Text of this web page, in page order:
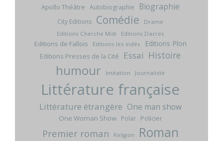
Apollo Théâtre Autobiographie Biographie
City Editions Comédie
Drame
Editions Cherche Midi
Editions Dacres
Editions de Fallois Editions les indés Editions Plon
Editions Presses de la Cité Essai Histoire
humour Imitation Journaliste
Littérature française
Littérature étrangère One man show
One Woman Show Polar Policier
Premier roman Religion Roman